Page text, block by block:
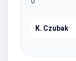
K. Czubak